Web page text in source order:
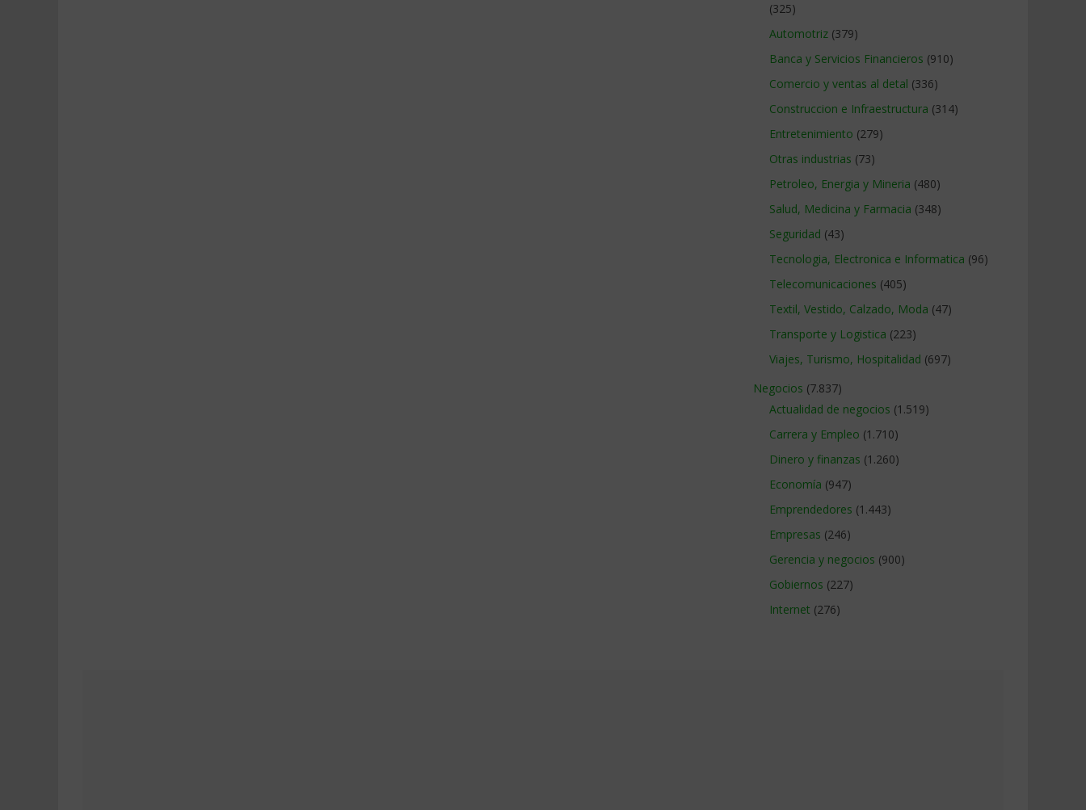
(325)
Automotriz (379)
Banca y Servicios Financieros (910)
Comercio y ventas al detal (336)
Construccion e Infraestructura (314)
Entretenimiento (279)
Otras industrias (73)
Petroleo, Energia y Mineria (480)
Salud, Medicina y Farmacia (348)
Seguridad (43)
Tecnologia, Electronica e Informatica (96)
Telecomunicaciones (405)
Textil, Vestido, Calzado, Moda (47)
Transporte y Logistica (223)
Viajes, Turismo, Hospitalidad (697)
Negocios (7.837)
Actualidad de negocios (1.519)
Carrera y Empleo (1.710)
Dinero y finanzas (1.260)
Economía (947)
Emprendedores (1.443)
Empresas (246)
Gerencia y negocios (900)
Gobiernos (227)
Internet (276)